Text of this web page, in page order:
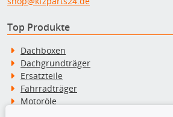
Top Produkte
Dachboxen
Dachgrundträger
Ersatzteile
Fahrradträger
Motoröle